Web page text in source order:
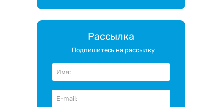
Рассылка
Подпишитесь на рассылку